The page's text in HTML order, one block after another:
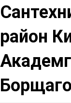
район